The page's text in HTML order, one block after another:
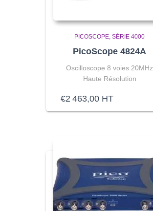
PICOSCOPE SÉRIE 4000
PicoScope 4824A
Oscilloscope 8 voies 20MHz
Haute Résolution
€2 463,00 HT